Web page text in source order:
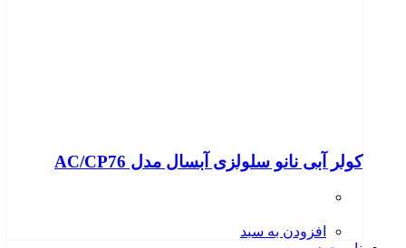
کولر آبی نانو سلولزی آبسال مدل AC/CP76
افزودن به سبد